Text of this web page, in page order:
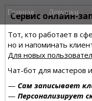
Сервис онлайн-
Тот, кто работает в
но и напоминать
Для новых
Чат-бот для мастеров
— Сам записывает
— Персонализирует
M
a
n
m
e
n
u
i
Главная Девушки